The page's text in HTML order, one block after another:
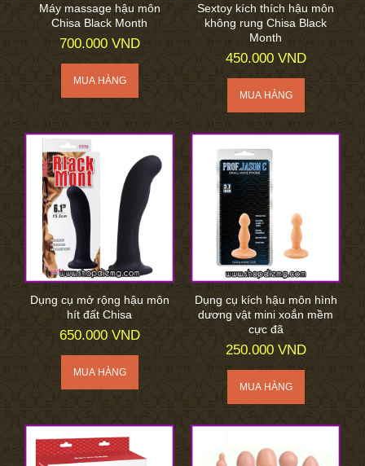
Máy massage hậu môn
Chisa Black Month
700.000 VND
Sextoy kích thích hậu môn
không rung Chisa Black
Month
450.000 VND
Dụng cụ mở rộng hậu môn
hít đất Chisa
650.000 VND
Dụng cụ kích hậu môn hình
dương vật mini xoắn mềm
cực đã
250.000 VND